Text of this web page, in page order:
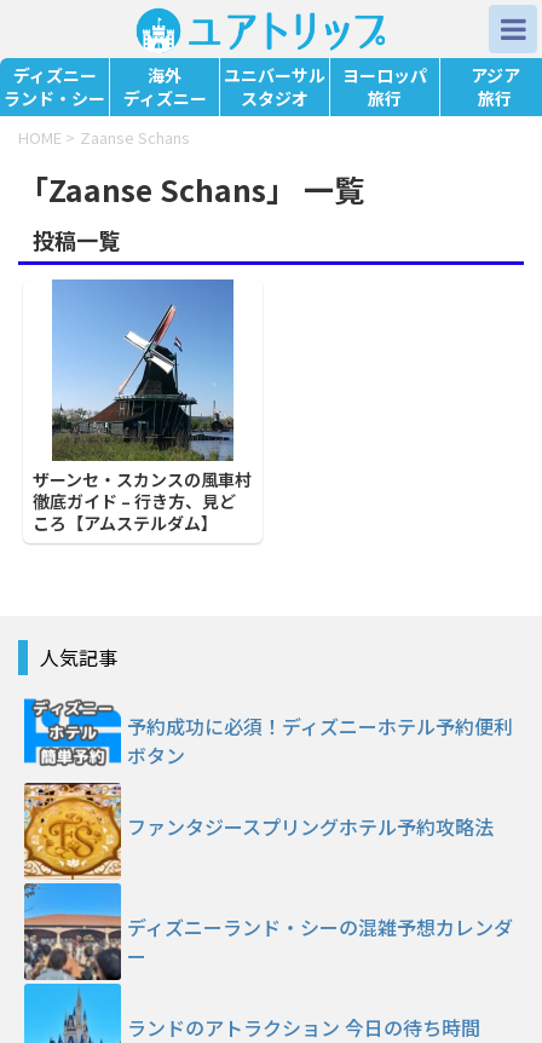
ディズニー
ランド・シー
海外
ディズニー
ユニバーサル
スタジオ
ヨーロッパ
旅行
アジア
旅行
HOME > Zaanse Schans
「Zaanse Schans」 一覧
投稿一覧
ザーンセ・スカンスの風車村
徹底ガイド – 行き方、見ど
ころ【アムステルダム】
人気記事
予約成功に必須！ディズニーホテル予約便利
ボタン
ファンタジースプリングホテル予約攻略法
ディズニーランド・シーの混雑予想カレンダ
ー
ランドのアトラクション 今日の待ち時間